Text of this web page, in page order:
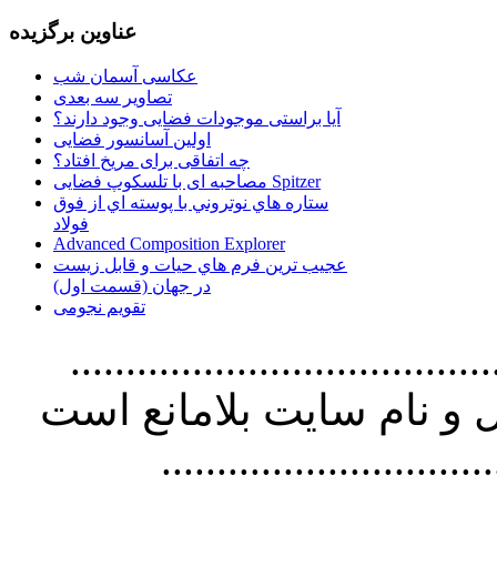
عناوین برگزیده
عکاسی آسمان شب
تصاویر سه بعدی
آیا براستی موجودات فضایی وجود دارند؟
اولین آسانسور فضایی
چه اتفاقی برای مریخ افتاد؟
مصاحبه ای با تلسکوپ فضایی Spitzer
ستاره هاي نوتروني با پوسته اي از فوق
فولاد
Advanced Composition Explorer
عجیب ترین فرم هاي حيات و قابل زيست
در جهان (قسمت اول)
تقویم نجومی
استفاده از
نام سايت بلامانع است